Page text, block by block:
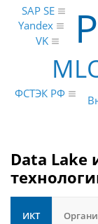
ФСТЭК РФ
SAP SE
Yandex
VK
Data Lake
ИКТ